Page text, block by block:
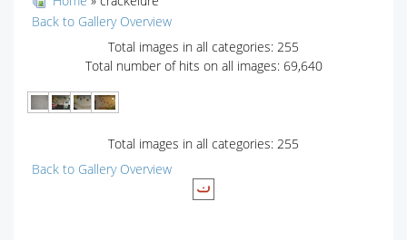
Back to Gallery Overview
Total images in all categories: 255
Total number of hits on all images: 69,640
Total images in all categories: 255
Back to Gallery Overview